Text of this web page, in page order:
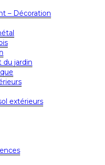
– Décoration
jardin
extérieurs